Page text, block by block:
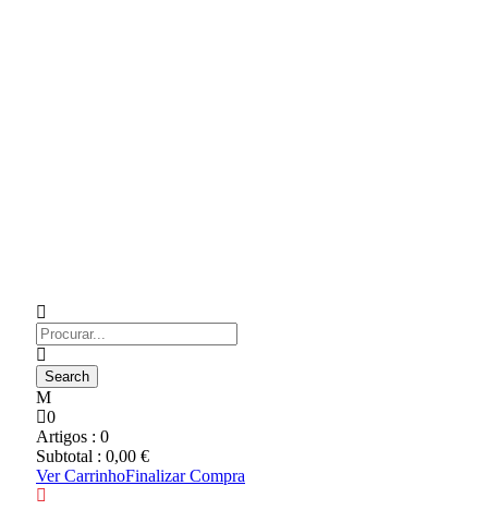
0
Artigos : 0
Subtotal : 0,00 €
Ver CarrinhoFinalizar Compra